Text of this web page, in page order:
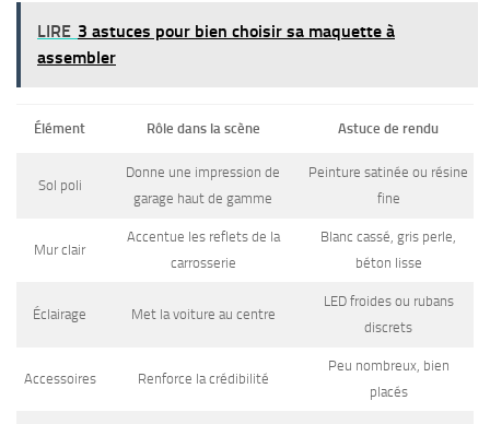
LIRE 3 astuces pour bien choisir sa maquette à
assembler
Élément Rôle dans la scène Astuce de rendu
Sol poli
Donne une impression de
garage haut de gamme
Peinture satinée ou résine
fine
Mur clair
Accentue les reflets de la
carrosserie
Blanc cassé, gris perle,
béton lisse
Éclairage Met la voiture au centre
LED froides ou rubans
discrets
Accessoires Renforce la crédibilité
Peu nombreux, bien
placés